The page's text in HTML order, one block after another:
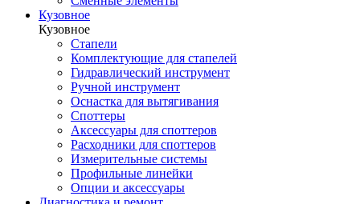
Кузовное
Кузовное
Стапели
Комплектующие для стапелей
Гидравлический инструмент
Ручной инструмент
Оснастка для вытягивания
Споттеры
Аксессуары для споттеров
Расходники для споттеров
Измерительные системы
Профильные линейки
Опции и аксессуары